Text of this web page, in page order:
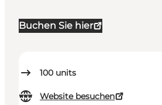
Buchen Sie hier
100 units
Website besuchen